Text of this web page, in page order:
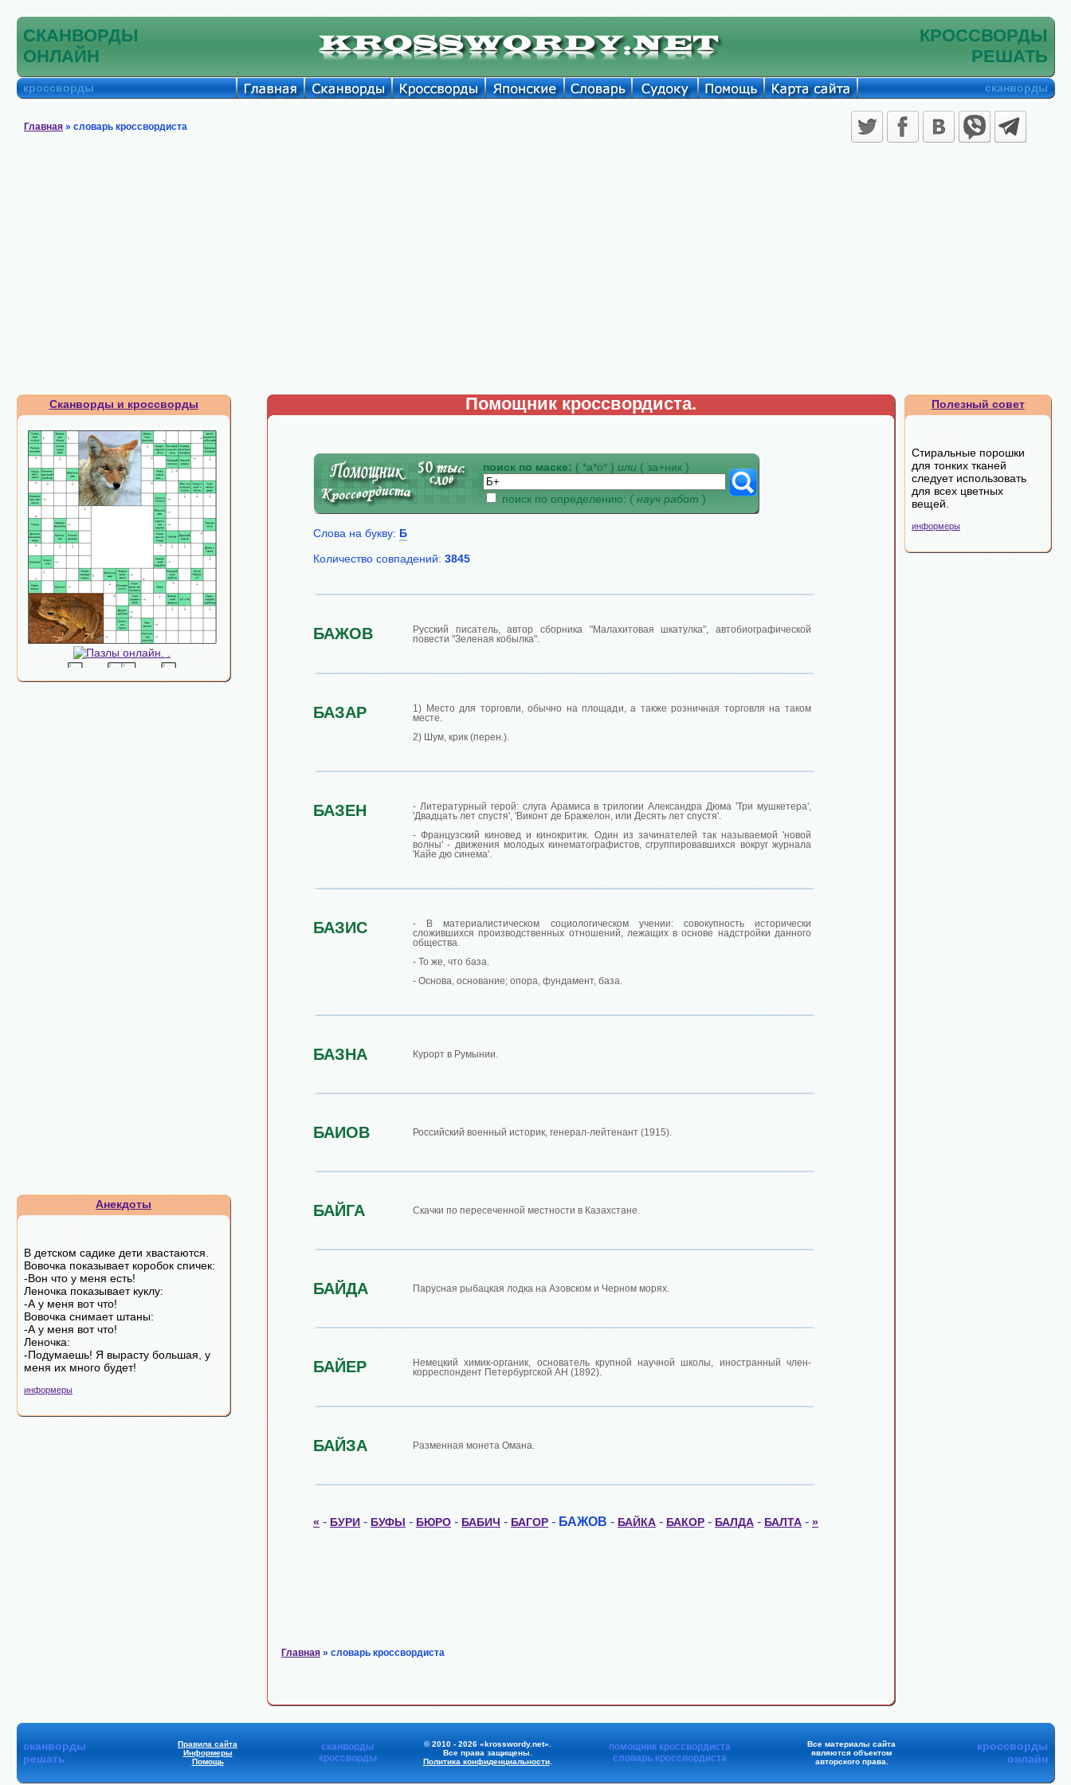
СКАНВОРДЫ
ОНЛАЙН
КРОССВОРДЫ
РЕШАТЬ
кроссворды сканворды
Главная » словарь кроссвордиста
Сканворды и кроссворды
Анекдоты
В детском садике дети хвастаются.
Вовочка показывает коробок спичек:
-Вон что у меня есть!
Леночка показывает куклу:
-А у меня вот что!
Вовочка снимает штаны:
-А у меня вот что!
Леночка:
-Подумаешь! Я вырасту большая, у
меня их много будет!
информеры
Помощник кроссвордиста.
поиск по маске: ( *а*о* ) или ( за+ник )
поиск по определению: ( науч работ )
Слова на букву: Б
Количество совпадений: 3845
БАЖОВ
Русский писатель, автор сборника "Малахитовая шкатулка", автобиографической
повести "Зеленая кобылка".
БАЗАР
1) Место для торговли, обычно на площади, а также розничная торговля на таком
месте.
2) Шум, крик (перен.).
БАЗЕН
- Литературный герой: слуга Арамиса в трилогии Александра Дюма 'Три мушкетера',
'Двадцать лет спустя', 'Виконт де Бражелон, или Десять лет спустя'.
- Французский киновед и кинокритик. Один из зачинателей так называемой 'новой
волны' - движения молодых кинематографистов, сгруппировавшихся вокруг журнала
'Кайе дю синема'.
БАЗИС
- В материалистическом социологическом учении: совокупность исторически
сложившихся производственных отношений, лежащих в основе надстройки данного
общества.
- То же, что база.
- Основа, основание; опора, фундамент, база.
БАЗНА Курорт в Румынии.
БАИОВ Российский военный историк, генерал-лейтенант (1915).
БАЙГА Скачки по пересеченной местности в Казахстане.
БАЙДА Парусная рыбацкая лодка на Азовском и Черном морях.
БАЙЕР
Немецкий химик-органик, основатель крупной научной школы, иностранный член-
корреспондент Петербургской АН (1892).
БАЙЗА Разменная монета Омана.
« - БУРИ - БУФЫ - БЮРО - БАБИЧ - БАГОР - БАЖОВ - БАЙКА - БАКОР - БАЛДА - БАЛТА - »
Главная » словарь кроссвордиста
Полезный совет
Стиральные порошки
для тонких тканей
следует использовать
для всех цветных
вещей.
информеры
сканворды
решать
Правила сайта
Информеры
Помощь
сканворды
кроссворды
© 2010 - 2026 «krosswordy.net».
Все права защищены.
Политика конфиденциальности.
помощник кроссвордиста
словарь кроссвордиста
Все материалы сайта
являются объектом
авторского права.
кроссворды
онлайн